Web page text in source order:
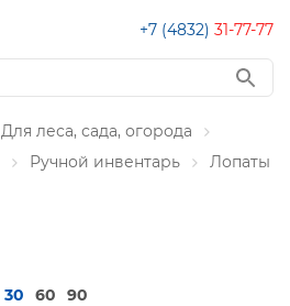
+7 (4832) 31-77-77
Для леса, сада, огорода
Ручной инвентарь Лопаты
30 60
90